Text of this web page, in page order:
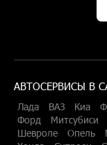
АВТОСЕРВИСЫ В
Лада ВАЗ Киа
Форд
Митсубиси
Шевроле
Опель